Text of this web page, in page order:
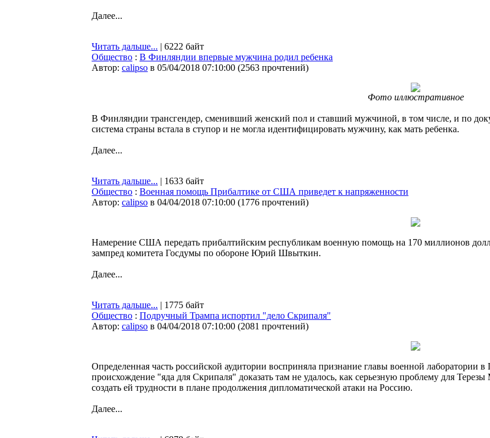
Далее...
Читать дальше... | 6222 байт
Общество : В Финляндии впервые мужчина родил ребенка
Автор: calipso в 05/04/2018 07:10:00 (2563 прочтений)
Фото иллюстративное
В Финляндии трансгендер, сменивший женский пол и ставший мужчиной, в том числе, и по
система страны встала в ступор и не могла идентифицировать мужчину, как мать ребенка.
Далее...
Читать дальше... | 1633 байт
Общество : Военная помощь Прибалтике от США приведет к напряженности
Автор: calipso в 04/04/2018 07:10:00 (1776 прочтений)
Намерение США передать прибалтийским республикам военную помощь на 170 миллионов
зампред комитета Госдумы по обороне Юрий Швыткин.
Далее...
Читать дальше... | 1775 байт
Общество : Подручный Трампа испортил "дело Скрипаля"
Автор: calipso в 04/04/2018 07:10:00 (2081 прочтений)
Определенная часть российской аудитории восприняла признание главы военной лаборатории
происхождение "яда для Скрипаля" доказать там не удалось, как серьезную проблему для
создать ей трудности в плане продолжения дипломатической атаки на Россию.
Далее...